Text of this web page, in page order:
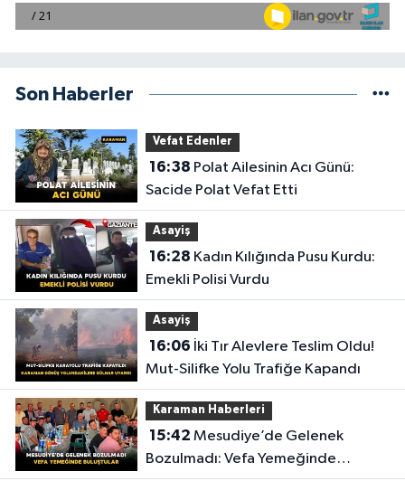
Son Haberler
Vefat Edenler
16:38
Sacide Polat Vefat Etti
Asayiş
16:28
Emekli Polisi Vurdu
Asayiş
16:06
Mut-Silifke Yolu Trafiğe Kapandı
Karaman Haberleri
15:42
Bozulmadı: Vefa Yemeğinde